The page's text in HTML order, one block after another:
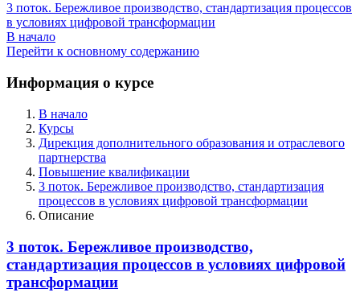
3 поток. Бережливое производство, стандартизация процессов
в условиях цифровой трансформации
В начало
Перейти к основному содержанию
Информация о курсе
В начало
Курсы
Дирекция дополнительного образования и отраслевого
партнерства
Повышение квалификации
3 поток. Бережливое производство, стандартизация
процессов в условиях цифровой трансформации
Описание
3 поток. Бережливое производство,
стандартизация процессов в условиях цифровой
трансформации